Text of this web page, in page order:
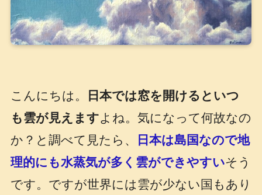
こんにちは。
日本では窓を開けるといつ
も雲が見えますよね。気になって何故なの
か？と調べて見たら、
日本は島国なので地
理的にも水蒸気が多く雲ができやすいそう
です。ですが世界には雲が少ない国もあり